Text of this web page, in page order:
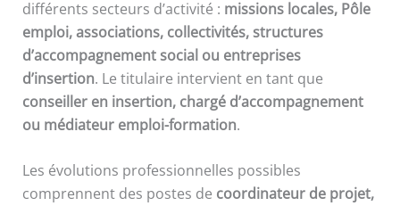
différents secteurs d’activité : missions locales, Pôle
emploi, associations, collectivités, structures
d’accompagnement social ou entreprises
d’insertion. Le titulaire intervient en tant que
conseiller en insertion, chargé d’accompagnement
ou médiateur emploi-formation.
Les évolutions professionnelles possibles
comprennent des postes de coordinateur de projet,